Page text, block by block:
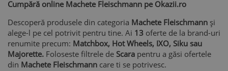
Cumpără online Machete Fleischmann pe Okazii.ro
Descoperă produsele din categoria Machete Fleischmann și
alege-l pe cel potrivit pentru tine. Ai 13 oferte de la brand-uri
renumite precum: Matchbox, Hot Wheels, IXO, Siku sau
Majorette. Foloseste filtrele de Scara pentru a găsi ofertele
din Machete Fleischmann care ti se potrivesc.